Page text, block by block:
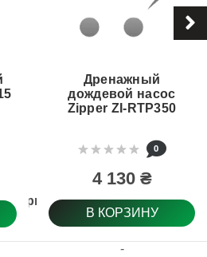
корпуса насоса
Дренажный
дождевой насос
Zipper ZI-RTP350
0
4 130 ₴
В КОРЗИНУ
-